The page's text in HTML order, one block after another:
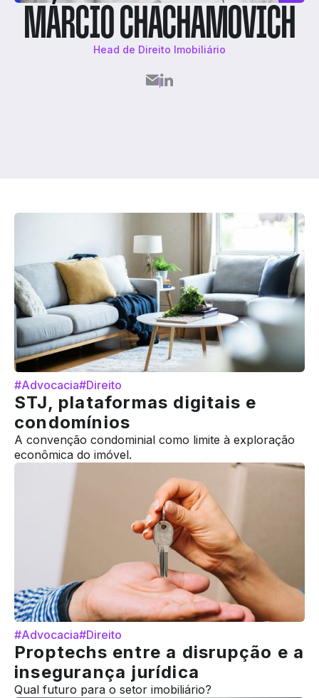
MÁRCIO CHACHAMOVICH
Head de Direito Imobiliário
#Advocacia#Direito
STJ, plataformas digitais e
condomínios
A convenção condominial como limite à exploração
econômica do imóvel.
#Advocacia#Direito
Proptechs entre a disrupção e a
insegurança jurídica
Qual futuro para o setor imobiliário?